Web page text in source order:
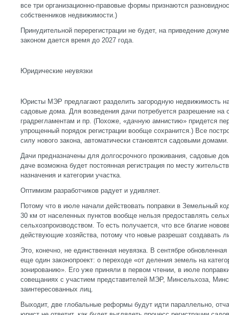
все три организационно-правовые формы признаются
собственников недвижимости.)
Принудительной перерегистрации не будет, на приведение
законом дается время до 2027 года.
Юридические неувязки
Юристы МЭР предлагают разделить загородную недвижимость
садовые дома. Для возведения дачи потребуется разрешение на
градрегламентам и пр. (Похоже, «дачную амнистию» придется
упрощенный порядок регистрации вообще сохранится.) Все
силу нового закона, автоматически становятся садовыми домами.
Дачи предназначены для долгосрочного проживания, садовые
даче возможна будет постоянная регистрация по месту
назначения и категории участка.
Оптимизм разработчиков радует и удивляет.
Потому что в июле начали действовать поправки в Земельный
30 км от населенных пунктов вообще нельзя предоставлять
сельхозпроизводством. То есть получается, что все благие
действующие хозяйства, потому что новые разрешат создавать
Это, конечно, не единственная неувязка. В сентябре
еще один законопроект: о переходе «от деления земель на
зонированию». Его уже приняли в первом чтении, в июле
совещаниях с участием представителей МЭР, Минсельхоза,
заинтересованных лиц.
Выходит, две глобальные реформы будут идти параллельно,